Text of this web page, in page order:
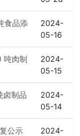
食品添
2024-
05-16
吨肉制
2024-
05-15
卤制品
2024-
05-14
公示
2024-